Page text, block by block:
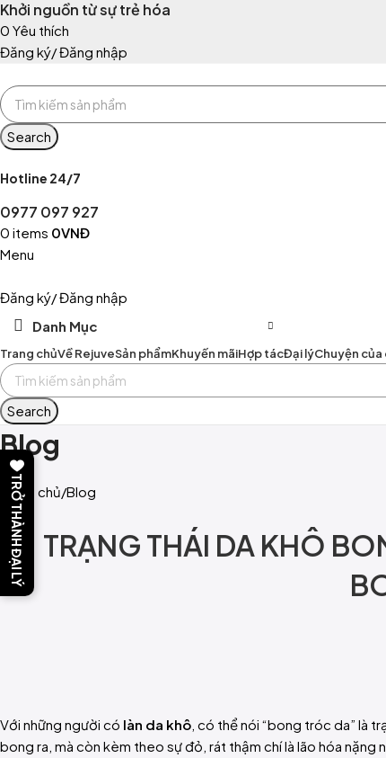
Khởi nguồn từ sự trẻ hóa
0 Yêu thích
Đăng ký/ Đăng nhập
Search
Hotline 24/7
0977 097 927
0 items 0VNĐ
Menu
Đăng ký/ Đăng nhập
Danh Mục
Trang chủVề RejuveSản phẩmKhuyến mãiHợp tácĐại lýChuyện của
Search
Blog
Trang chủ Blog
TRẠNG THÁI DA KHÔ
Với những người có làn da khô, có thể nói “bong tróc da” là
bong ra, mà còn kèm theo sự đỏ, rát thậm chí là lão hóa nặng
TRỞ THÀNH ĐẠI LÝ